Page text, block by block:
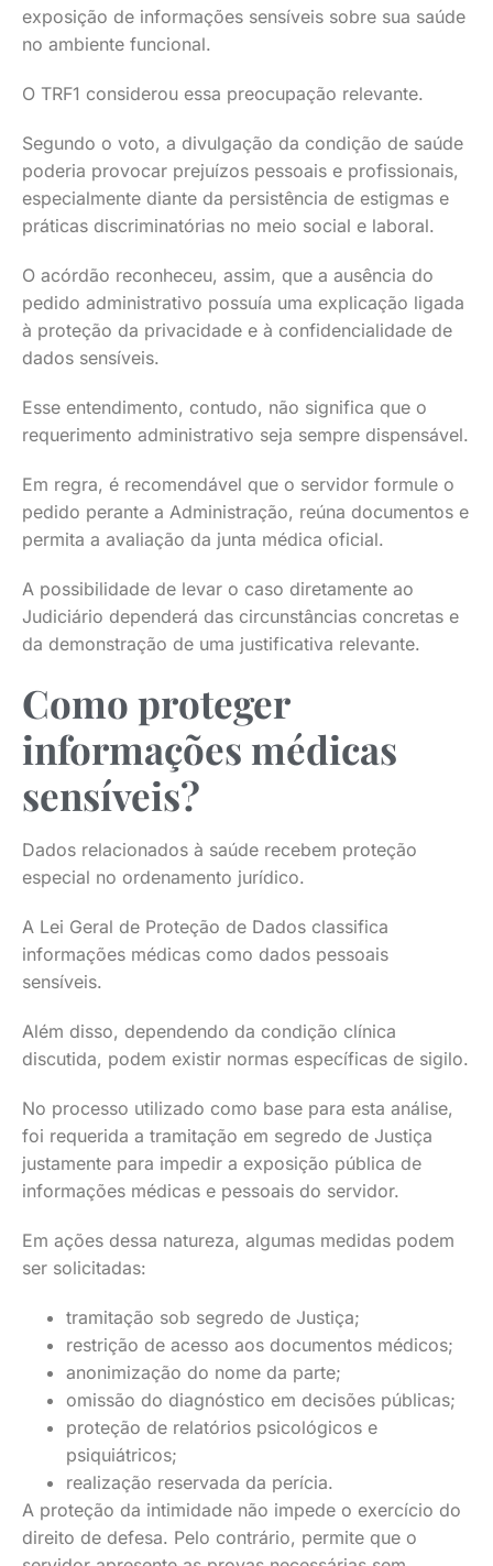
exposição de informações sensíveis sobre sua saúde
no ambiente funcional.
O TRF1 considerou essa preocupação relevante.
Segundo o voto, a divulgação da condição de saúde
poderia provocar prejuízos pessoais e profissionais,
especialmente diante da persistência de estigmas e
práticas discriminatórias no meio social e laboral.
O acórdão reconheceu, assim, que a ausência do
pedido administrativo possuía uma explicação ligada
à proteção da privacidade e à confidencialidade de
dados sensíveis.
Esse entendimento, contudo, não significa que o
requerimento administrativo seja sempre dispensável.
Em regra, é recomendável que o servidor formule o
pedido perante a Administração, reúna documentos e
permita a avaliação da junta médica oficial.
A possibilidade de levar o caso diretamente ao
Judiciário dependerá das circunstâncias concretas e
da demonstração de uma justificativa relevante.
Como proteger
informações médicas
sensíveis?
Dados relacionados à saúde recebem proteção
especial no ordenamento jurídico.
A Lei Geral de Proteção de Dados classifica
informações médicas como dados pessoais
sensíveis.
Além disso, dependendo da condição clínica
discutida, podem existir normas específicas de sigilo.
No processo utilizado como base para esta análise,
foi requerida a tramitação em segredo de Justiça
justamente para impedir a exposição pública de
informações médicas e pessoais do servidor.
Em ações dessa natureza, algumas medidas podem
ser solicitadas:
tramitação sob segredo de Justiça;
restrição de acesso aos documentos médicos;
anonimização do nome da parte;
omissão do diagnóstico em decisões públicas;
proteção de relatórios psicológicos e
psiquiátricos;
realização reservada da perícia.
A proteção da intimidade não impede o exercício do
direito de defesa. Pelo contrário, permite que o